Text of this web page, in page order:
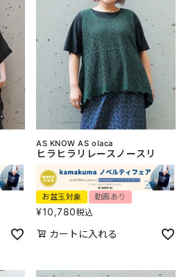
AS KNOW AS olaca
ヒラヒラリレースノースリ
お盆玉対象 動画あり
¥10,780税込
カートに入れる